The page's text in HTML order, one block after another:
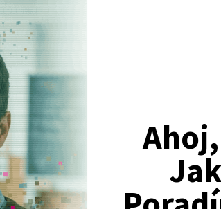
farmacie
a human. vědy
fakulty
mezinár. vztahy
Kritika hry M. L. King v Salesiánském